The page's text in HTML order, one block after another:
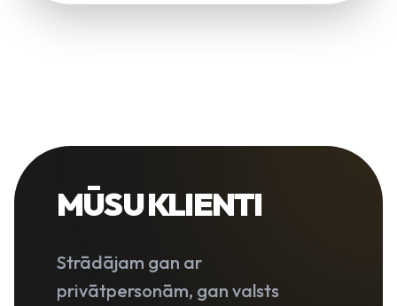
MŪSU KLIENTI
Strādājam gan ar
privātpersonām, gan valsts